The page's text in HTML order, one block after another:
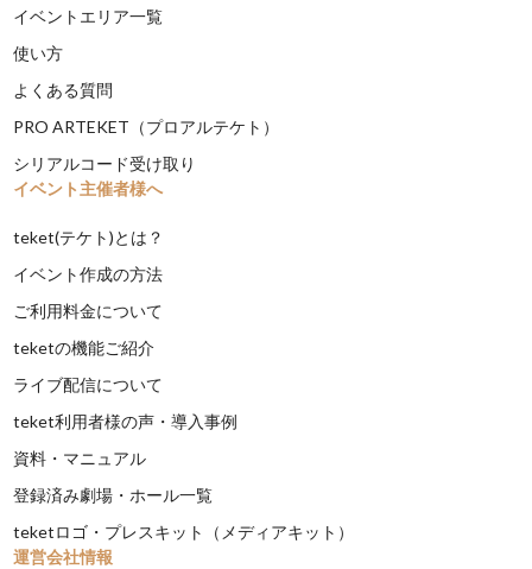
イベントエリア一覧
使い方
よくある質問
PRO ARTEKET（プロアルテケト）
シリアルコード受け取り
イベント主催者様へ
teket(テケト)とは？
イベント作成の方法
ご利用料金について
teketの機能ご紹介
ライブ配信について
teket利用者様の声・導入事例
資料・マニュアル
登録済み劇場・ホール一覧
teketロゴ・プレスキット（メディアキット）
運営会社情報